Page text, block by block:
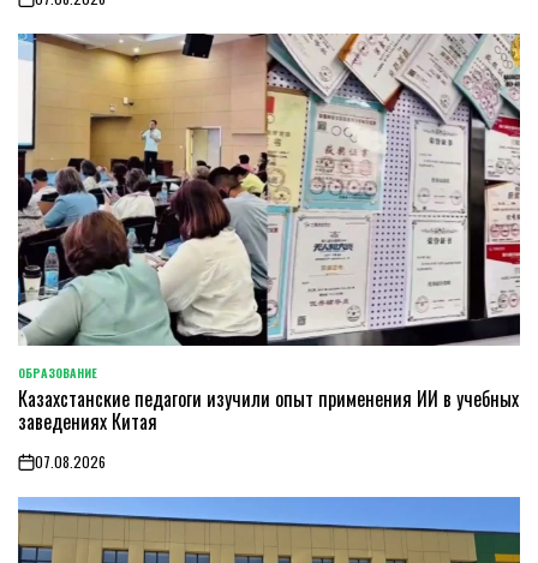
on
POSTED
IN
ОБРАЗОВАНИЕ
Казахстанские педагоги изучили опыт применения ИИ в учебных
заведениях Китая
on07.08.2026